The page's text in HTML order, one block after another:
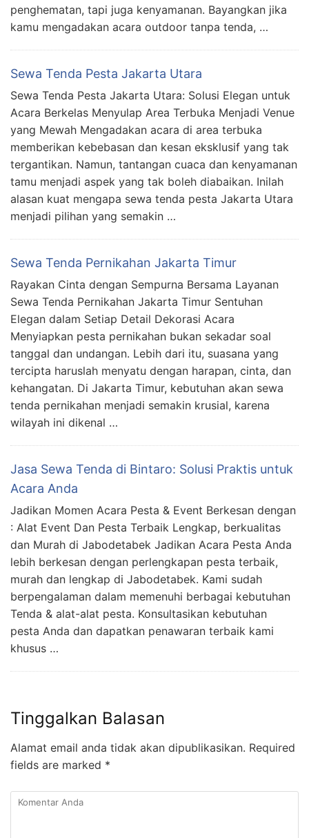
penghematan, tapi juga kenyamanan. Bayangkan jika
kamu mengadakan acara outdoor tanpa tenda, …
Sewa Tenda Pesta Jakarta Utara
Sewa Tenda Pesta Jakarta Utara: Solusi Elegan untuk
Acara Berkelas Menyulap Area Terbuka Menjadi Venue
yang Mewah Mengadakan acara di area terbuka
memberikan kebebasan dan kesan eksklusif yang tak
tergantikan. Namun, tantangan cuaca dan kenyamanan
tamu menjadi aspek yang tak boleh diabaikan. Inilah
alasan kuat mengapa sewa tenda pesta Jakarta Utara
menjadi pilihan yang semakin …
Sewa Tenda Pernikahan Jakarta Timur
Rayakan Cinta dengan Sempurna Bersama Layanan
Sewa Tenda Pernikahan Jakarta Timur Sentuhan
Elegan dalam Setiap Detail Dekorasi Acara
Menyiapkan pesta pernikahan bukan sekadar soal
tanggal dan undangan. Lebih dari itu, suasana yang
tercipta haruslah menyatu dengan harapan, cinta, dan
kehangatan. Di Jakarta Timur, kebutuhan akan sewa
tenda pernikahan menjadi semakin krusial, karena
wilayah ini dikenal …
Jasa Sewa Tenda di Bintaro: Solusi Praktis untuk
Acara Anda
Jadikan Momen Acara Pesta & Event Berkesan dengan
: Alat Event Dan Pesta Terbaik Lengkap, berkualitas
dan Murah di Jabodetabek Jadikan Acara Pesta Anda
lebih berkesan dengan perlengkapan pesta terbaik,
murah dan lengkap di Jabodetabek. Kami sudah
berpengalaman dalam memenuhi berbagai kebutuhan
Tenda & alat-alat pesta. Konsultasikan kebutuhan
pesta Anda dan dapatkan penawaran terbaik kami
khusus …
Tinggalkan Balasan
Alamat email anda tidak akan dipublikasikan. Required
fields are marked *